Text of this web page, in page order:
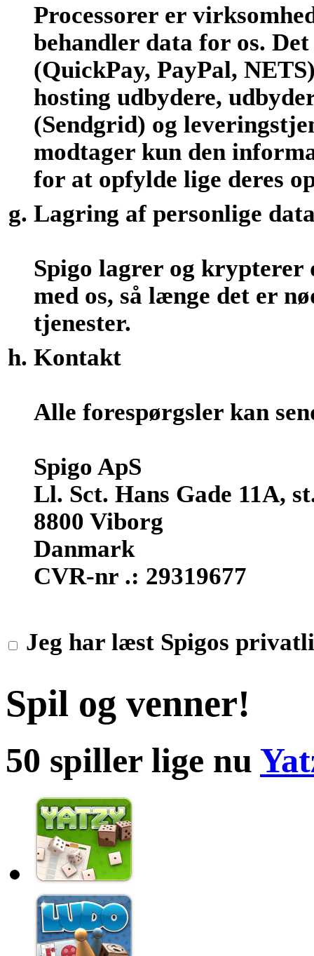
Processorer er
behandler data for os.
(QuickPay, PayPal,
hosting udbydere,
(Sendgrid) og
modtager kun den
for at opfylde lige deres
Lagring af personlige
Spigo lagrer og krypterer
med os, så længe det er
tjenester.
Kontakt
Alle forespørgsler kan
Spigo ApS
Ll. Sct. Hans Gade 11A,
8800 Viborg
Danmark
CVR-nr .: 29319677
Jeg har læst Spigos
Spil og venner!
50 spiller lige nu